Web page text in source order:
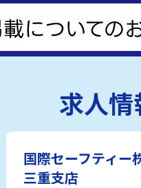
求人情
国際セーフティー
三重支店